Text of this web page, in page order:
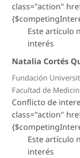
class="action"
Este artículo
interés
Natalia Cortés
Fundación
Facultad de
Conflicto de
class="action"
Este artículo
interés